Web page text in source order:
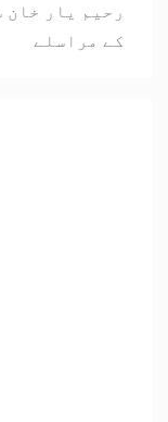
رحیم یار
کے مراسلے